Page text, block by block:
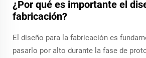
¿Por qué es importante el
fabricación?
El diseño para la fabricación es
pasarlo por alto durante la fase de